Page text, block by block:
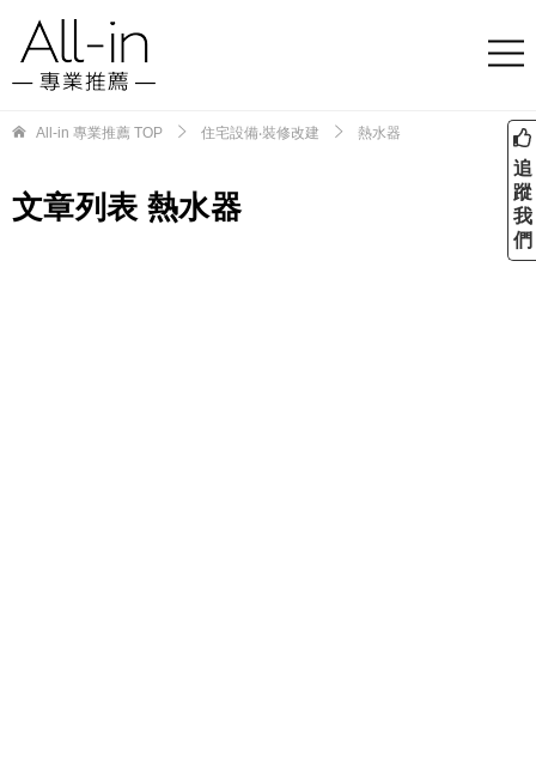
All-in 專業推薦 TOP 住宅設備‧裝修改建 熱水器
文章列表 熱水器
追
蹤
我
們